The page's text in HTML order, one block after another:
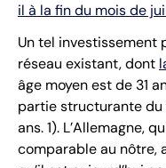
il à la fin du mois de
Un tel investissement
réseau existant, dont
âge moyen est de 31
partie structurante du
ans. 1). L’Allemagne,
comparable au nôtre,